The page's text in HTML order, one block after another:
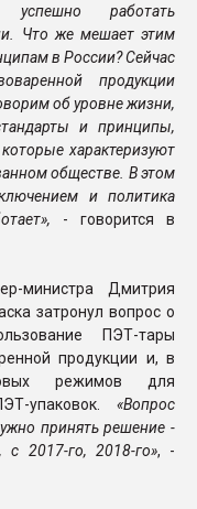
работать
Что же мешает этим
в России? Сейчас
продукции
об уровне жизни,
и принципы,
характеризуют
обществе. В этом
и политика
- говорится в
министра Дмитрия
затронул вопрос о
ПЭТ-тары
продукции и, в
режимов для
упаковок. «Вопрос
принять решение -
2017-го, 2018-го», -